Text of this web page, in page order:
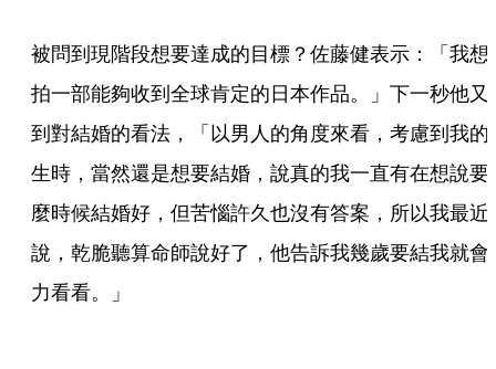
被問到現階段想要達成的目標？佐藤健表示：「我想
拍一部能夠收到全球肯定的日本作品。」下一秒他又
到對結婚的看法，「以男人的角度來看，考慮到我的
生時，當然還是想要結婚，說真的我一直有在想說要
麼時候結婚好，但苦惱許久也沒有答案，所以我最近
說，乾脆聽算命師說好了，他告訴我幾歲要結我就會
力看看。」